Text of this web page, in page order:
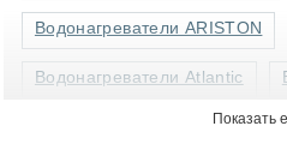
Водонагреватели ARISTON
Водонагреватели Atlantic
Водонагреватели BOSCHПоказать